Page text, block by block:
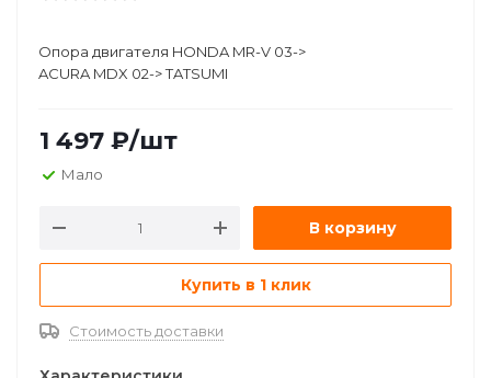
Опора двигателя HONDA MR-V 03->
ACURA MDX 02-> TATSUMI
1 497 ₽/шт
Мало
В корзину
Купить в 1 клик
Стоимость доставки